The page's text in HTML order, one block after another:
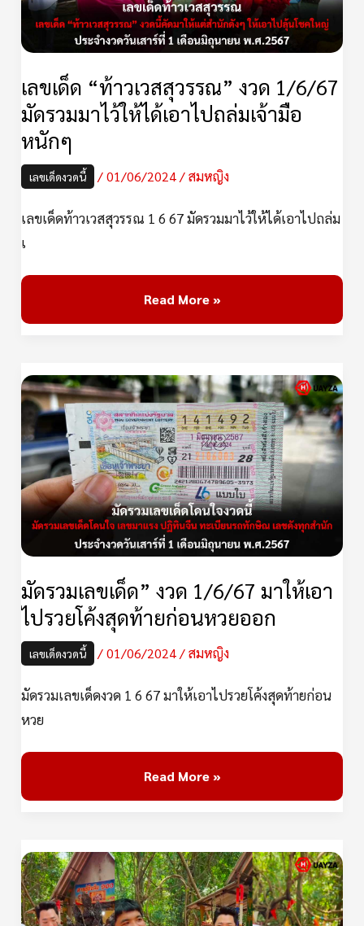
เลขเด็ด “ท้าวเวสสุวรรณ” งวด 1/6/67
มัดรวมมาไว้ให้ได้เอาไปถล่มเจ้ามือ
หนักๆ
เลขเด็ดงวดนี้ /01/06/2024/สมหญิง
เลขเด็ดท้าวเวสสุวรรณ 1 6 67 มัดรวมมาไว้ให้ได้เอาไปถล่ม
เ
งวด
1/6/67
มัด
มา
ไว้
ได้
ไป
เจ้า
มือ
หนักๆ
Read More »
มัดรวมเลขเด็ด” งวด 1/6/67 มาให้เอา
ไปรวยโค้งสุดท้ายก่อนหวยออก
เลขเด็ดงวดนี้ /01/06/2024/สมหญิง
มัดรวมเลขเด็ดงวด 1 6 67 มาให้เอาไปรวยโค้งสุดท้ายก่อน
หวย
มัด
รวม
เลข
เด็ด”
งวด
1/6/67
มา
ให้
เอา
ไป
รวย
โค้ง
ก่อน
ออก
Read More »
เลข
เด็ด
“แจ็ค